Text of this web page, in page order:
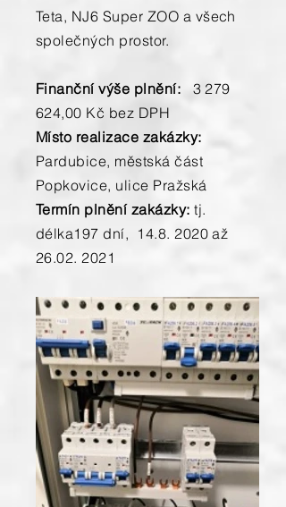
Teta, NJ6 Super ZOO a všech
společných prostor.
Finanční výše plnění:
3 279
624,00 Kč bez DPH
Místo realizace zakázky:
Pardubice, městská část
Popkovice, ulice Pražská
Termín plnění zakázky: tj.
délka197 dní, 14.8. 2020 až
26.02. 2021